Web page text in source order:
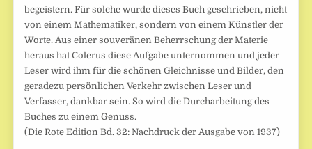
begeistern. Für solche wurde dieses Buch geschrieben, nicht
von einem Mathematiker, sondern von einem Künstler der
Worte. Aus einer souveränen Beherrschung der Materie
heraus hat Colerus diese Aufgabe unternommen und jeder
Leser wird ihm für die schönen Gleichnisse und Bilder, den
geradezu persönlichen Verkehr zwischen Leser und
Verfasser, dankbar sein. So wird die Durcharbeitung des
Buches zu einem Genuss.
(Die Rote Edition Bd. 32: Nachdruck der Ausgabe von 1937)